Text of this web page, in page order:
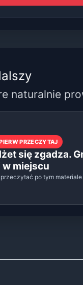
naturalnie
PRZECZYTAJ
się zgadza.
w miejscu
po tym materiale